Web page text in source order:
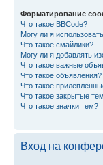
Форматирование
Что такое BBCode?
Могу ли я
Что такое смайлики?
Могу ли я добавлять
Что такое важные
Что такое объявления?
Что такое
Что такое закрытые
Что такое значки тем?
Вход на